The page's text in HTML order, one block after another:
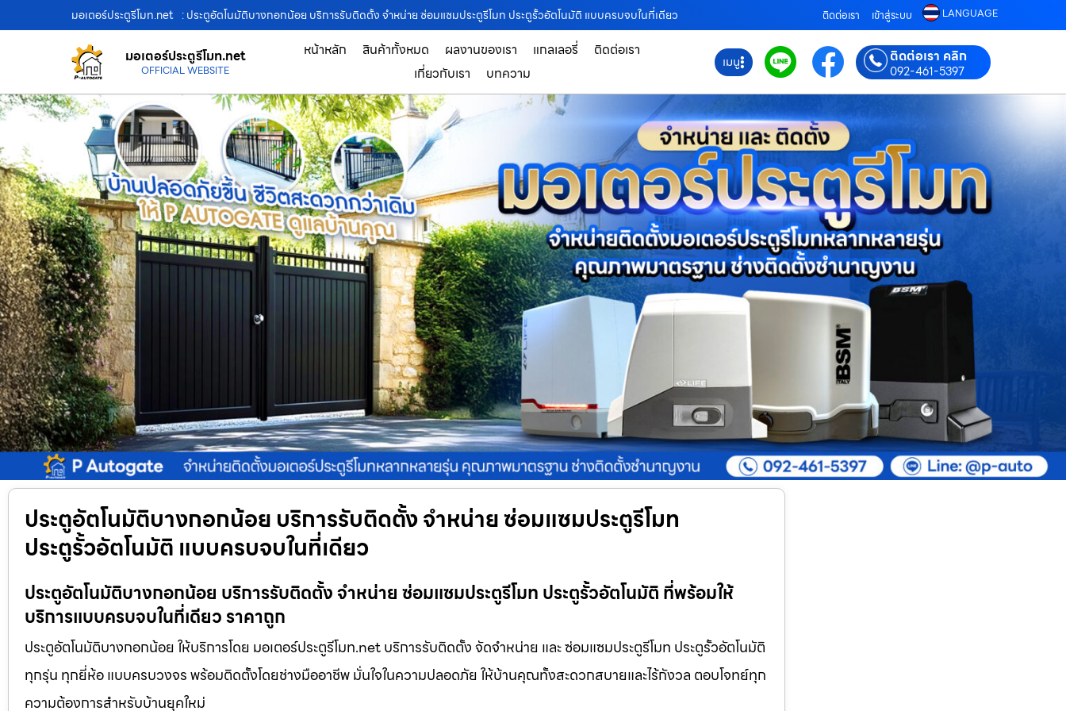
มอเตอร์ประตูรีโมท.net : ประตูอัตโนมัติบางกอกน้อย บริการรับติดตั้ง จำหน่าย ซ่อมแซมประตูรีโมท ประตูรั้วอัตโนมัติ แบบครบจบในที่เดียว ติดต่อเรา เข้าสู่ระบบ LANGUAGE
มอเตอร์ประตูรีโมท.net
OFFICIAL WEBSITE
หน้าหลัก สินค้าทั้งหมด ผลงานของเรา แกลเลอรี่
ติดต่อเรา
เกี่ยวกับเรา
บทความ
เมนู ติดต่อเรา คลิก
092-461-5397
ประตูอัตโนมัติบางกอกน้อย บริการรับติดตั้ง จำหน่าย ซ่อมแซมประตูรีโมท
ประตูรั้วอัตโนมัติ แบบครบจบในที่เดียว
ประตูอัตโนมัติบางกอกน้อย บริการรับติดตั้ง จำหน่าย ซ่อมแซมประตูรีโมท ประตูรั้วอัตโนมัติ ที่พร้อมให้
บริการแบบครบจบในที่เดียว ราคาถูก
ประตูอัตโนมัติบางกอกน้อย ให้บริการโดย มอเตอร์ประตูรีโมท.net บริการรับติดตั้ง จัดจำหน่าย และ ซ่อมแซมประตูรีโมท ประตูรั้วอัตโนมัติ
ทุกรุ่น ทุกยี่ห้อ แบบครบวงจร พร้อมติดตั้งโดยช่างมืออาชีพ มั่นใจในความปลอดภัย ให้บ้านคุณทั้งสะดวกสบายและไร้กังวล ตอบโจทย์ทุก
ความต้องการสำหรับบ้านยุคใหม่